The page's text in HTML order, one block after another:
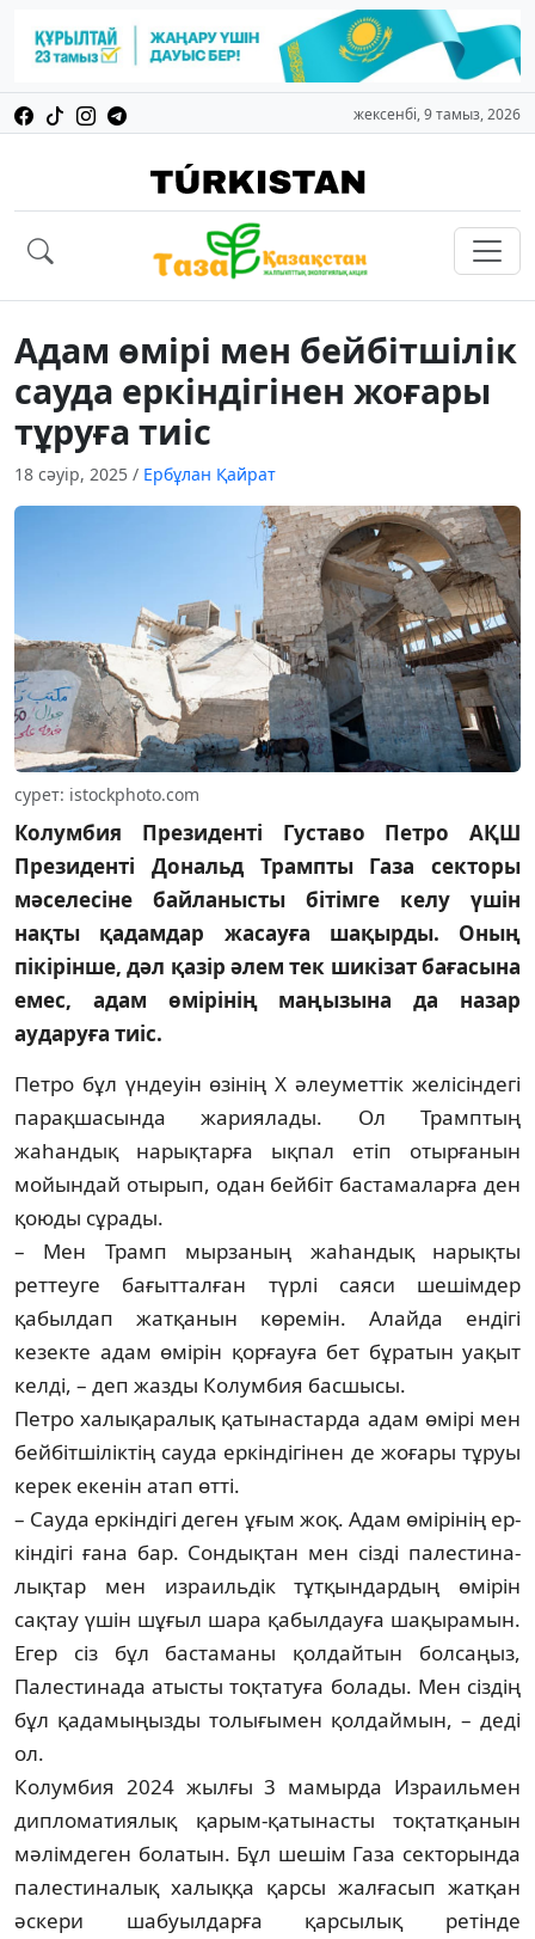
жексенбі, 9 тамыз, 2026
Адам өмірі мен бейбітшілік
сауда еркіндігінен жоғары
тұруға тиіс
18 сәуір, 2025 / Ербұлан Қайрат
сурет: istockphoto.com
Колумбия Президенті Густаво Петро АҚШ
Президенті Дональд Трампты Газа секторы
мәселесіне байланысты бітімге келу үшін
нақты қадамдар жасауға шақырды. Оның
пікірінше, дәл қазір әлем тек шикізат бағасына
емес, адам өмірінің маңызына да назар
аударуға тиіс.
Петро бұл үндеуін өзінің X әлеуметтік желісіндегі
парақшасында жариялады. Ол Трамптың
жаһандық нарықтарға ықпал етіп отырғанын
мойындай отырып, одан бейбіт бастамаларға ден
қоюды сұрады.
– Мен Трамп мырзаның жаһандық нарықты
реттеуге бағытталған түрлі саяси шешімдер
қабылдап жатқанын көремін. Алайда ендігі
кезекте адам өмірін қорғауға бет бұратын уақыт
келді, – деп жазды Колум­бия басшысы.
Петро халықаралық қатынастарда адам өмірі мен
бейбітшіліктің сауда еркіндігінен де жоғары тұруы
керек екенін атап өтті.
– Сауда еркіндігі деген ұғым жоқ. Адам өмірінің ер­
кін­дігі ғана бар. Сондықтан мен сізді палести­на­
лық­тар мен израильдік тұтқындардың өмірін
сақтау үшін шұ­ғыл шара қабылдауға шақырамын.
Егер сіз бұл бас­таманы қолдайтын болсаңыз,
Палестинада атысты тоқ­татуға бо­лады. Мен сіздің
бұл қадамыңызды толы­ғымен қол­даймын, – деді
ол.
Колумбия 2024 жылғы 3 мамырда Израильмен
дип­­ло­матиялық қарым-қатынасты тоқтатқанын
мәлім­­деген бо­латын. Бұл шешім Газа секторында
палес­ти­налық ха­лық­қа қарсы жалғасып жатқан
әскери шабуылдарға қар­сылық ретінде